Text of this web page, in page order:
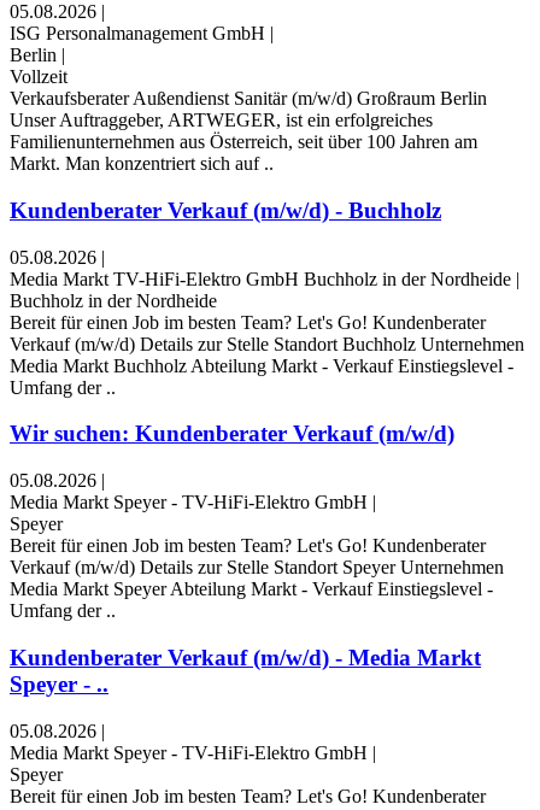
05.08.2026 |
ISG Personalmanagement GmbH |
Berlin |
Vollzeit
Verkaufsberater Außendienst Sanitär (m/w/d) Großraum Berlin
Unser Auftraggeber, ARTWEGER, ist ein erfolgreiches
Familienunternehmen aus Österreich, seit über 100 Jahren am
Markt. Man konzentriert sich auf ..
Kundenberater Verkauf (m/w/d) - Buchholz
05.08.2026 |
Media Markt TV-HiFi-Elektro GmbH Buchholz in der Nordheide |
Buchholz in der Nordheide
Bereit für einen Job im besten Team? Let's Go! Kundenberater
Verkauf (m/w/d) Details zur Stelle Standort Buchholz Unternehmen
Media Markt Buchholz Abteilung Markt - Verkauf Einstiegslevel -
Umfang der ..
Wir suchen: Kundenberater Verkauf (m/w/d)
05.08.2026 |
Media Markt Speyer - TV-HiFi-Elektro GmbH |
Speyer
Bereit für einen Job im besten Team? Let's Go! Kundenberater
Verkauf (m/w/d) Details zur Stelle Standort Speyer Unternehmen
Media Markt Speyer Abteilung Markt - Verkauf Einstiegslevel -
Umfang der ..
Kundenberater Verkauf (m/w/d) - Media Markt
Speyer - ..
05.08.2026 |
Media Markt Speyer - TV-HiFi-Elektro GmbH |
Speyer
Bereit für einen Job im besten Team? Let's Go! Kundenberater